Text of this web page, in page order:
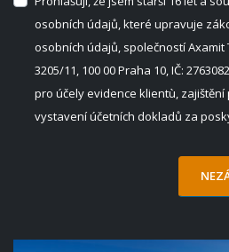
osobních údajů, které upravuje
osobních údajů, společností Axamit
3205/11, 100 00 Praha 10, IČ:
pro účely evidence klientù,
vystavení účetních dokladů za